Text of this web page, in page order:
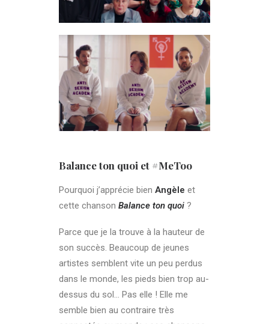
Balance ton quoi et #MeToo
Pourquoi j’apprécie bien Angèle et
cette chanson Balance ton quoi ?
Parce que je la trouve à la hauteur de
son succès. Beaucoup de jeunes
artistes semblent vite un peu perdus
dans le monde, les pieds bien trop au-
dessus du sol… Pas elle ! Elle me
semble bien au contraire très